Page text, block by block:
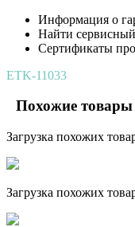
Информация о
Найти
Сертификаты
ETK-11033
Похожие товары
Загрузка похожих
Загрузка похожих